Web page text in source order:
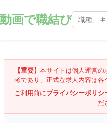
動画で職結び
【重要】 本サイトは個人運営の
考であり、正式な求人内容は各
ご利用前にプライバシーポリシ
だ